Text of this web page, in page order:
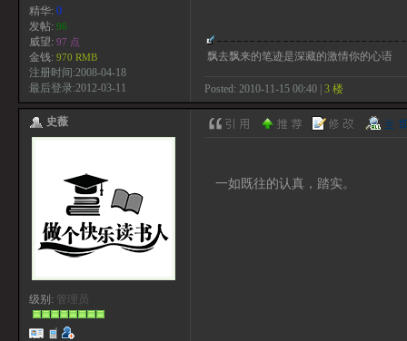
精华: 0
发帖: 96
威望: 97 点
金钱: 970 RMB
注册时间:2008-04-18
最后登录:2012-03-11
飘去飘来的笔迹是深藏的激情你的心语
Posted: 2010-11-15 00:40 | 3 楼
史薇
级别: 管理员
一如既往的认真，踏实。